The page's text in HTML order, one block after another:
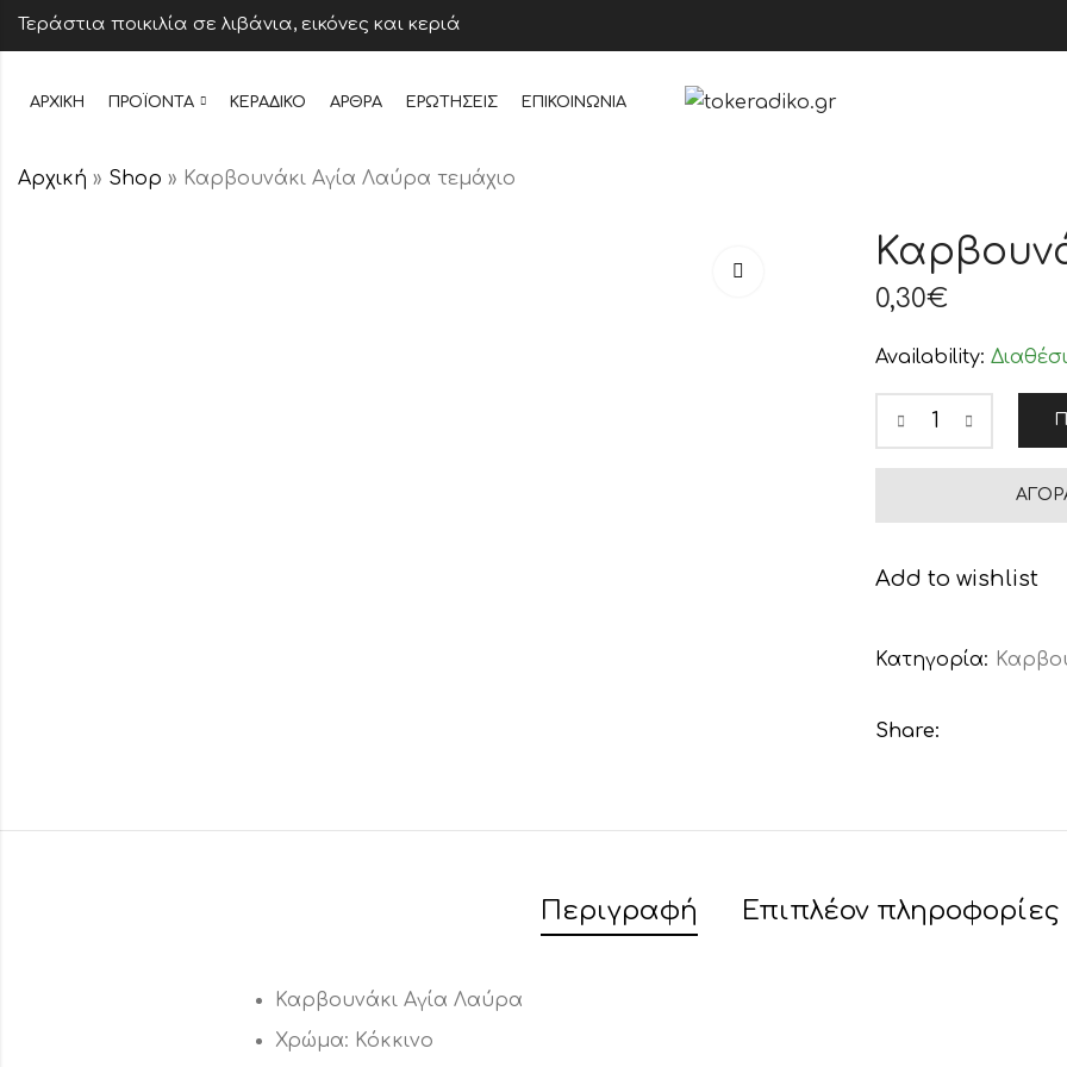
Τεράστια ποικιλία σε λιβάνια, εικόνες και κεριά
ΑΡΧΙΚΉ ΠΡΟΪΌΝΤΑ ΚΕΡΆΔΙΚΟ ΆΡΘΡΑ ΕΡΩΤΉΣΕΙΣ ΕΠΙΚΟΙΝΩΝΊΑ
Αρχική » Shop » Καρβουνάκι Αγία Λαύρα τεμάχιο
0,30€
Availability:
Add to wishlist
Κατηγορία:
Share:
Περιγραφή Επιπλέον πληροφορίες
Καρβουνάκι Αγία Λαύρα
Χρώμα: Κόκκινο